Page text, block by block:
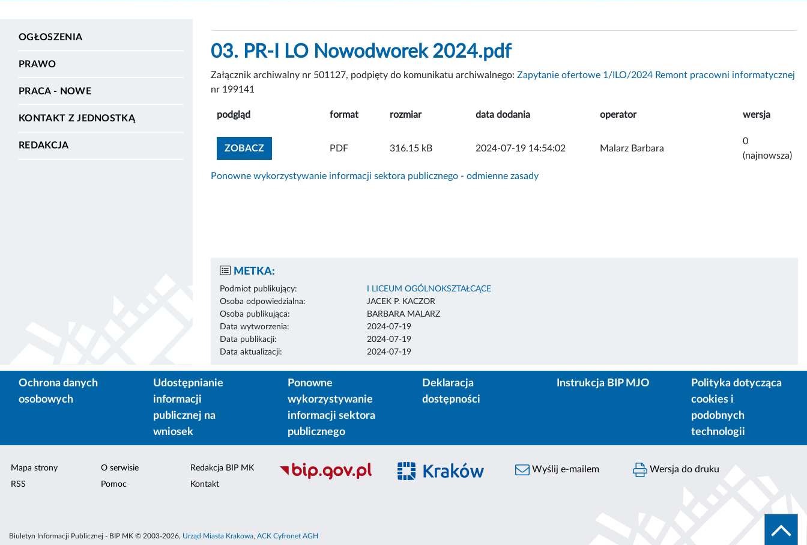
OGŁOSZENIA
PRAWO
PRACA - NOWE
KONTAKT Z JEDNOSTKĄ
REDAKCJA
03. PR-I LO Nowodworek 2024.pdf
Załącznik archiwalny nr 501127, podpięty do komunikatu archiwalnego: Zapytanie ofertowe 1/ILO/2024 Remont pracowni informatycznej
nr 199141
podgląd format rozmiar data dodania operator wersja
ZOBACZZOBACZ ZAŁĄCZNIK
PDF 316.15 kB 2024-07-19 14:54:02 Malarz Barbara
0
(najnowsza)
Ponowne wykorzystywanie informacji sektora publicznego - odmienne zasady
METKA:
Podmiot publikujący:
I LICEUM OGÓLNOKSZTAŁCĄCE
Osoba odpowiedzialna:
JACEK P. KACZOR
Osoba publikująca:
BARBARA MALARZ
Data wytworzenia:
2024-07-19
Data publikacji:
2024-07-19
Data aktualizacji:
2024-07-19
Ochrona danych
osobowych
Udostępnianie
informacji
publicznej na
wniosek
Ponowne
wykorzystywanie
informacji sektora
publicznego
Deklaracja
dostępności
Instrukcja BIP MJO
Polityka dotycząca
cookies i
podobnych
technologii
Mapa strony
RSS
O serwisie
Pomoc
Redakcja BIP MK
Kontakt
Wyślij e-mailem Wersja do druku
Biuletyn Informacji Publicznej - BIP MK © 2003-2026, Urząd Miasta Krakowa, ACK Cyfronet AGH